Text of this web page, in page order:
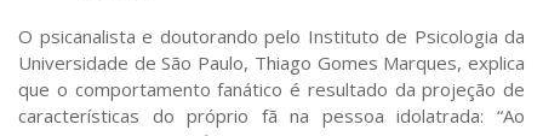
O psicanalista e doutorando pelo Instituto de Psicologia da
Universidade de São Paulo, Thiago Gomes Marques, explica
que o comportamento fanático é resultado da projeção de
características do próprio fã na pessoa idolatrada: “Ao